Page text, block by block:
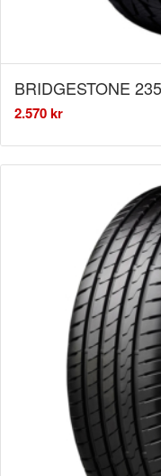
BRIDGESTONE
2.570kr